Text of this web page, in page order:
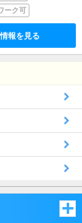
ーク可
報を見る